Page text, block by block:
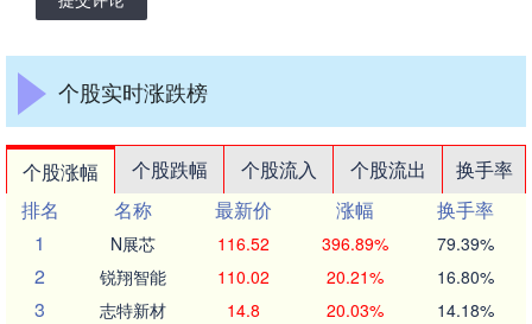
个股实时涨跌榜
个股涨幅 个股跌幅 个股流入 个股流出
换手率
排名
名称 最新价 涨幅
换手率
1
N展芯 116.52 396.89% 79.39%
2 锐翔智能 110.02 20.21% 16.80%
3 志特新材 14.8 20.03% 14.18%